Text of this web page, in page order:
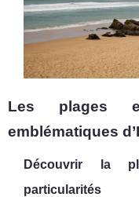
Les plages
emblématiques
Découvrir la
particularités